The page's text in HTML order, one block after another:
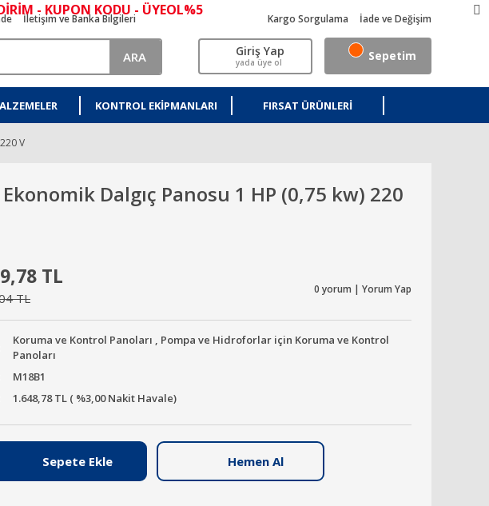
İletişim ve Banka Bilgileri
ARA
Kargo Sorgulama İade ve Değişim
Giriş Yap
yada üye ol Sepetim
KONTROL EKIPMANLARI FIRSAT ÜRÜNLERI
V
Dalgıç Panosu 1 HP (0,75 kw) 220
TL
TL
0 yorum | Yorum Yap
Koruma ve Kontrol Panoları , Pompa ve Hidroforlar için Koruma ve Kontrol
Panoları
M18B1
1.648,78 TL ( %3,00 Nakit Havale)
Sepete Ekle Hemen Al
- KUPON KODU - ÜYEOL%5